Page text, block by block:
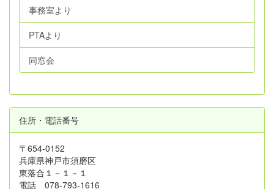
事務室より
PTAより
同窓会
住所・電話番号
〒654-0152
兵庫県神戸市須磨区
東落合１－１－１
電話 078-793-1616